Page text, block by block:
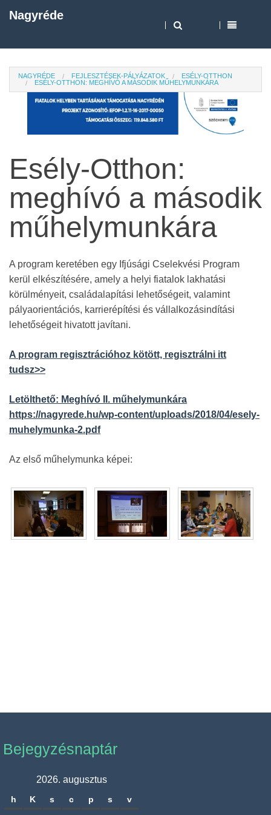
Nagyréde
NAGYRÉDE FEJLESZTÉSEK-PÁLYÁZATOK
ESÉLY-OTTHON
ESÉLY-OTTHON: MEGHÍVÓ A MÁSODIK MŰHELYMUNKÁRA
Esély-Otthon:
meghívó a második
műhelymunkára
A program keretében egy Ifjúsági Cselekvési Program
kerül elkészítésére, amely a helyi fiatalok lakhatási
körülményeit, családalapítási lehetőségeit, valamint
pályaorientációs, karrierépítési és vállalkozásindítási
lehetőségeit hivatott javítani.
A program regisztrációhoz kötött, regisztrálni itt
tudsz>>
Letölthető: Meghívó II. műhelymunkára
https://nagyrede.hu/wp-content/uploads/2018/04/esely-
muhelymunka-2.pdf
Az első műhelymunka képei:
Bejegyzésnaptár
2026. augusztus
h K s c p s v